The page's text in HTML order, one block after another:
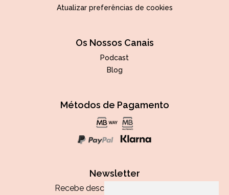
Atualizar preferências de cookies
Os Nossos Canais
Podcast
Blog
Métodos de Pagamento
Newsletter
Recebe descontos exclusivos e